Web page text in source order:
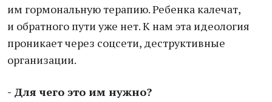
им гормональную терапию. Ребенка калечат,
и обратного пути уже нет. К нам эта идеология
проникает через соцсети, деструктивные
организации.
- Для чего это им нужно?